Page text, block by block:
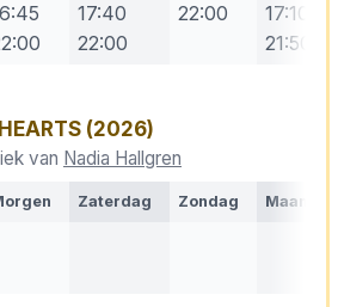
17:40
22:00
22:00
17:10
21:50
(2026)
van Nadia Hallgren
Zaterdag Zondag Maandag